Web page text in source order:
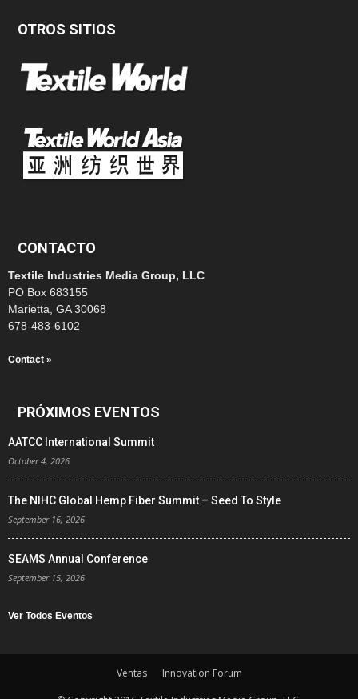
OTROS SITIOS
CONTACTO
Textile Industries Media Group, LLC
PO Box 683155
Marietta, GA 30068
678-483-6102
Contact »
PRÓXIMOS EVENTOS
AATCC International Summit
October 4, 2026
The NIHC Global Hemp Fiber Summit – Seed To Style
September 16, 2026
SEAMS Annual Conference
September 15, 2026
Ver Todos Eventos
Ventas
Innovation Forum